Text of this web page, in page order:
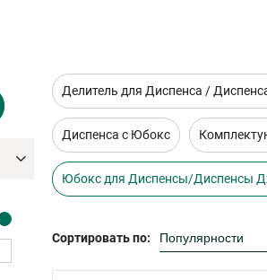
Делитель для Диспенса /
Диспенса с Юбокс
Юбокс для Диспенсы/Диспенсы
Сортировать по: